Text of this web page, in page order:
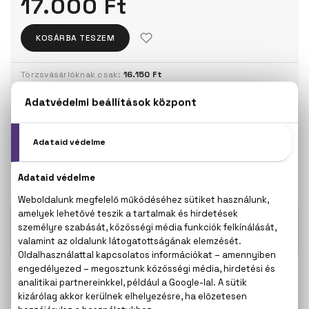
17.000 Ft
KOSÁRBA TESZEM
Törzsvásárlóknak csak: 16.150 Ft
KISZERELÉS KIVÁLASZTÁSA
15.600 Ft
KAPCSOLÓDÓ TERMÉKEK
Boucheron Pour Homme Eau De
Toilette
15.600 Ft -
100% eredeti termékek,14 napos visszaküldési
garanciával